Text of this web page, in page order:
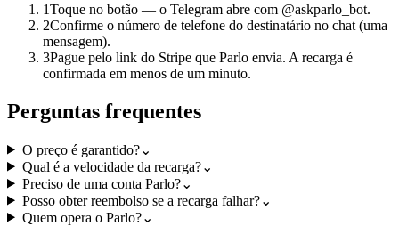
1Toque no botão — o Telegram abre com @askparlo_bot.
2Confirme o número de telefone do destinatário no chat (uma
mensagem).
3Pague pelo link do Stripe que Parlo envia. A recarga é
confirmada em menos de um minuto.
Perguntas frequentes
O preço é garantido?⌄
Qual é a velocidade da recarga?⌄
Preciso de uma conta Parlo?⌄
Posso obter reembolso se a recarga falhar?⌄
Quem opera o Parlo?⌄